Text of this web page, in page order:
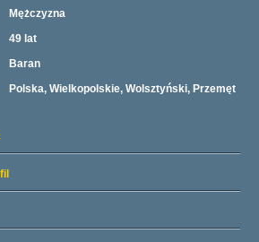
Mężczyzna
49 lat
Baran
Polska, Wielkopolskie, Wolsztyński, Przemęt